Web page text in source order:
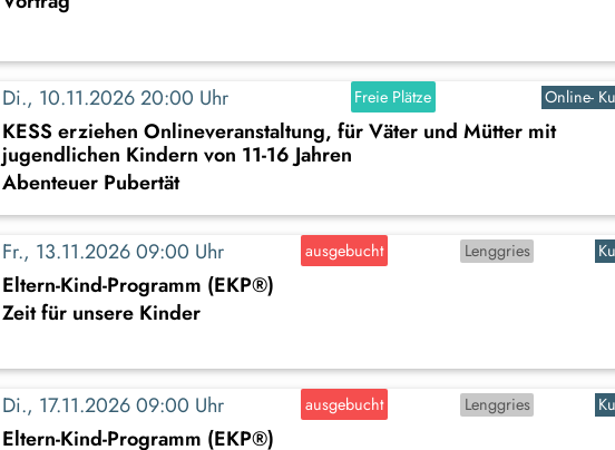
Di., 10.11.2026 20:00 Uhr Freie Plätze Online-
KESS erziehen Onlineveranstaltung, für Väter und Mütter mit
jugendlichen Kindern von 11-16 Jahren
Abenteuer Pubertät
Fr., 13.11.2026 09:00 Uhr ausgebucht Lenggries
Eltern-Kind-Programm (EKP®)
Zeit für unsere Kinder
Di., 17.11.2026 09:00 Uhr ausgebucht Lenggries
Eltern-Kind-Programm (EKP®)